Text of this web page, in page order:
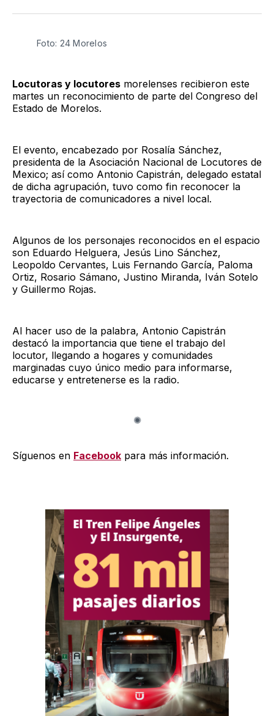
TwitterFacebook
LinkedIn
Email
Foto: 24 Morelos
Locutoras y locutores morelenses recibieron este
martes un reconocimiento de parte del Congreso del
Estado de Morelos.
El evento, encabezado por Rosalía Sánchez,
presidenta de la Asociación Nacional de Locutores de
Mexico; así como Antonio Capistrán, delegado estatal
de dicha agrupación, tuvo como fin reconocer la
trayectoria de comunicadores a nivel local.
Algunos de los personajes reconocidos en el espacio
son Eduardo Helguera, Jesús Lino Sánchez,
Leopoldo Cervantes, Luis Fernando García, Paloma
Ortiz, Rosario Sámano, Justino Miranda, Iván Sotelo
y Guillermo Rojas.
Al hacer uso de la palabra, Antonio Capistrán
destacó la importancia que tiene el trabajo del
locutor, llegando a hogares y comunidades
marginadas cuyo único medio para informarse,
educarse y entretenerse es la radio.
Síguenos en Facebook para más información.